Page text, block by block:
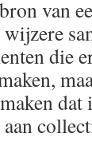
van
die
dat